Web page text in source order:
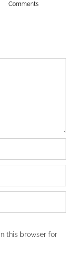
Comments
this browser for